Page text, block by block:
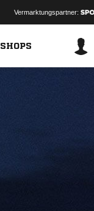
Vermarktungspartner:
SHOPS